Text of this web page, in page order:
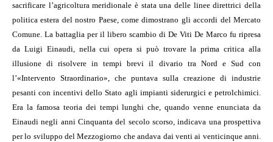
sacrificare l’agricoltura meridionale è stata una delle linee direttrici della
politica estera del nostro Paese, come dimostrano gli accordi del Mercato
Comune. La battaglia per il libero scambio di De Viti De Marco fu ripresa
da Luigi Einaudi, nella cui opera si può trovare la prima critica alla
illusione di risolvere in tempi brevi il divario tra Nord e Sud con
l’«Intervento Straordinario», che puntava sulla creazione di industrie
pesanti con incentivi dello Stato agli impianti siderurgici e petrolchimici.
Era la famosa teoria dei tempi lunghi che, quando venne enunciata da
Einaudi negli anni Cinquanta del secolo scorso, indicava una prospettiva
per lo sviluppo del Mezzogiorno che andava dai venti ai venticinque anni.